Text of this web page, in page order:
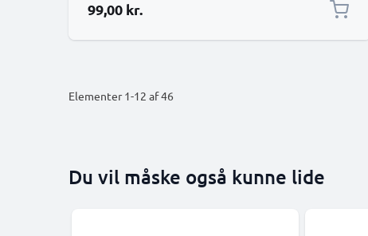
99,00 kr.
Elementer1-12 af46
Du vil måske også kunne lide